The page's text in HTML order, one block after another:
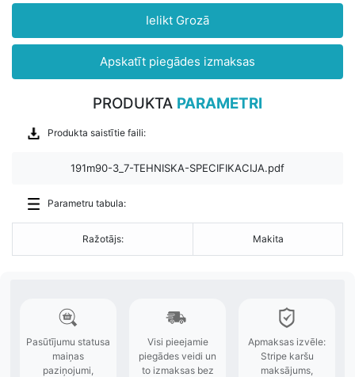
Ielikt Grozā
Apskatīt piegādes izmaksas
PRODUKTA PARAMETRI
Produkta saistītie faili:
191m90-3_7-TEHNISKA-SPECIFIKACIJA.pdf
Parametru tabula:
Ražotājs: Makita